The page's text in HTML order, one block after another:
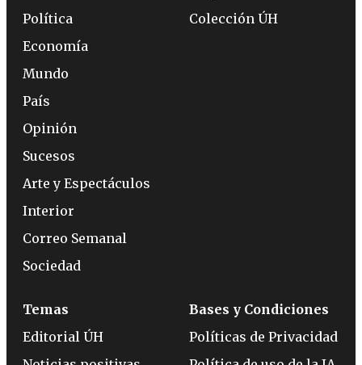
Política
Economía
Mundo
País
Opinión
Sucesos
Arte y Espectáculos
Interior
Correo Semanal
Sociedad
Colección ÚH
Temas
Editorial ÚH
Bases y Condiciones
Políticas de Privacidad